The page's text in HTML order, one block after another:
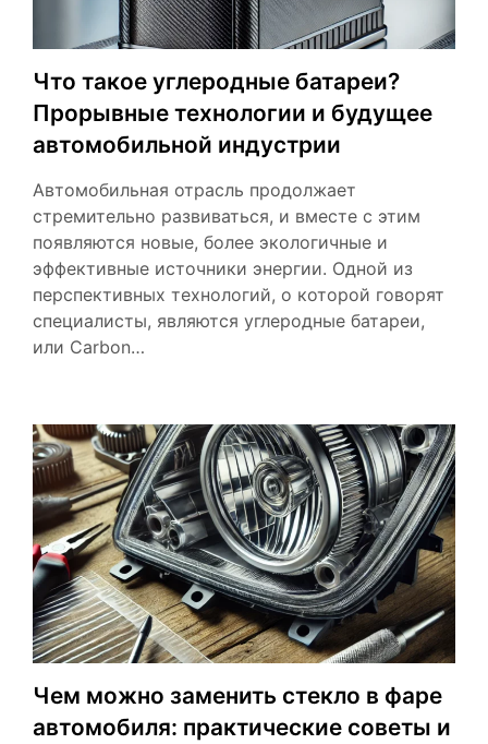
Что такое углеродные батареи?
Прорывные технологии и будущее
автомобильной индустрии
Автомобильная отрасль продолжает
стремительно развиваться, и вместе с этим
появляются новые, более экологичные и
эффективные источники энергии. Одной из
перспективных технологий, о которой говорят
специалисты, являются углеродные батареи,
или Carbon…
Чем можно заменить стекло в фаре
автомобиля: практические советы и